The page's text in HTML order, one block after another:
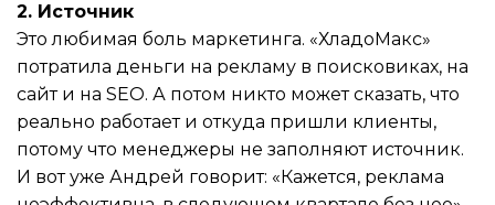
2. Источник
Это любимая боль маркетинга. «ХладоМакс»
потратила деньги на рекламу в поисковиках, на
сайт и на SEO. А потом никто может сказать, что
реально работает и откуда пришли клиенты,
потому что менеджеры не заполняют источник.
И вот уже Андрей говорит: «Кажется, реклама